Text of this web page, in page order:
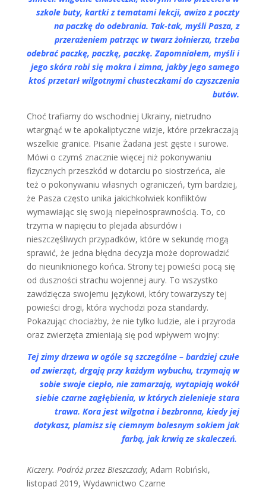
szkole buty, kartki z tematami lekcji, awizo z poczty
na paczkę do odebrania. Tak-tak, myśli Pasza, z
przerażeniem patrząc w twarz żołnierza, trzeba
odebrać paczkę, paczkę, paczkę. Zapomniałem, myśli i
jego skóra robi się mokra i zimna, jakby jego samego
ktoś przetarł wilgotnymi chusteczkami do czyszczenia
butów.
Choć trafiamy do wschodniej Ukrainy, nietrudno
wtargnąć w te apokaliptyczne wizje, które przekraczają
wszelkie granice. Pisanie Żadana jest gęste i surowe.
Mówi o czymś znacznie więcej niż pokonywaniu
fizycznych przeszkód w dotarciu po siostrzeńca, ale
też o pokonywaniu własnych ograniczeń, tym bardziej,
że Pasza często unika jakichkolwiek konfliktów
wymawiając się swoją niepełnosprawnością. To, co
trzyma w napięciu to plejada absurdów i
nieszczęśliwych przypadków, które w sekundę mogą
sprawić, że jedna błędna decyzja może doprowadzić
do nieuniknionego końca. Strony tej powieści pocą się
od duszności strachu wojennej aury. To wszystko
zawdzięcza swojemu językowi, który towarzyszy tej
powieści drogi, która wychodzi poza standardy.
Pokazując chociażby, że nie tylko ludzie, ale i przyroda
oraz zwierzęta zmieniają się pod wpływem wojny:
Tej zimy drzewa w ogóle są szczególne – bardziej czułe
od zwierząt, drgają przy każdym wybuchu, trzymają w
sobie swoje ciepło, nie zamarzają, wytapiają wokół
siebie czarne zagłębienia, w których zielenieje stara
trawa. Kora jest wilgotna i bezbronna, kiedy jej
dotykasz, plamisz się ciemnym bolesnym sokiem jak
farbą, jak krwią ze skaleczeń.
Kiczery. Podróż przez Bieszczady, Adam Robiński,
listopad 2019, Wydawnictwo Czarne